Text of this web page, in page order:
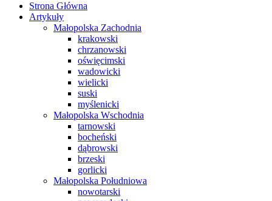
Strona Główna
Artykuły
Małopolska Zachodnia
krakowski
chrzanowski
oświęcimski
wadowicki
wielicki
suski
myślenicki
Małopolska Wschodnia
tarnowski
bocheński
dąbrowski
brzeski
gorlicki
Małopolska Południowa
nowotarski